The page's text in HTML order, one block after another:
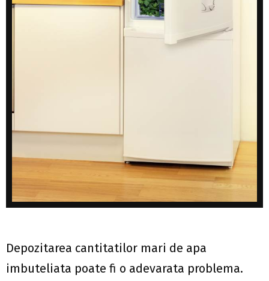
Depozitarea cantitatilor mari de apa
imbuteliata poate fi o adevarata problema.